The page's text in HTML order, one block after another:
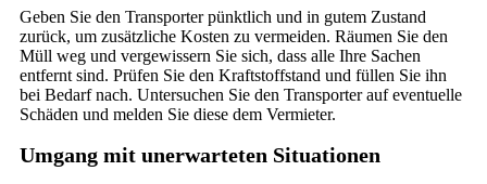
Geben Sie den Transporter pünktlich und in gutem Zustand
zurück, um zusätzliche Kosten zu vermeiden. Räumen Sie den
Müll weg und vergewissern Sie sich, dass alle Ihre Sachen
entfernt sind. Prüfen Sie den Kraftstoffstand und füllen Sie ihn
bei Bedarf nach. Untersuchen Sie den Transporter auf eventuelle
Schäden und melden Sie diese dem Vermieter.
Umgang mit unerwarteten Situationen